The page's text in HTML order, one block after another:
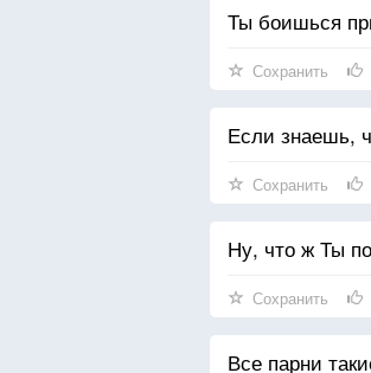
Ты боишься
Сохранить
Если знаешь,
Сохранить
Ну, что ж Ты
Сохранить
Все парни